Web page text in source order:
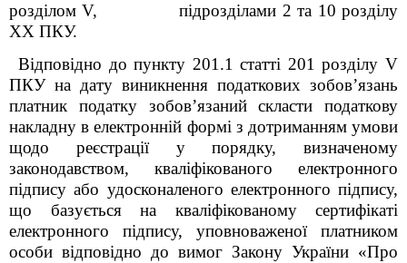
розділом V, підрозділами 2 та 10 розділу
XX ПКУ.
Відповідно до пункту 201.1 статті 201 розділу V
ПКУ на дату виникнення податкових зобов’язань
платник податку зобов’язаний скласти податкову
накладну в електронній формі з дотриманням умови
щодо реєстрації у порядку, визначеному
законодавством, кваліфікованого електронного
підпису або удосконаленого електронного підпису,
що базується на кваліфікованому сертифікаті
електронного підпису, уповноваженої платником
особи відповідно до вимог Закону України «Про